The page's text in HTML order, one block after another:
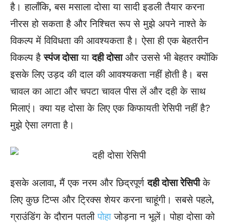
है। हालाँकि, बस मसाला दोसा या सादी इडली तैयार करना
नीरस हो सकता है और निश्चित रूप से मुझे अपने नाश्ते के
विकल्प में विविधता की आवश्यकता है। ऐसा ही एक बेहतरीन
विकल्प हैस्पंज दोसायादही दोसाऔर उससे भी बेहतर क्योंकि
इसके लिए उड़द की दाल की आवश्यकता नहीं होती है। बस
चावल का आटा और चपटा चावल पीस लें और दही के साथ
मिलाएं। क्या यह दोसा के लिए एक किफायती रेसिपी नहीं है?
मुझे ऐसा लगता है।
इसके अलावा, मैं एक नरम और छिद्रपूर्णदही दोसा रेसिपीके
लिए कुछ टिप्स और ट्रिक्स शेयर करना चाहूंगी। सबसे पहले,
ग्राउंडिंग के दौरान पतलीपोहाजोड़ना न भूलें। पोहा दोसा को